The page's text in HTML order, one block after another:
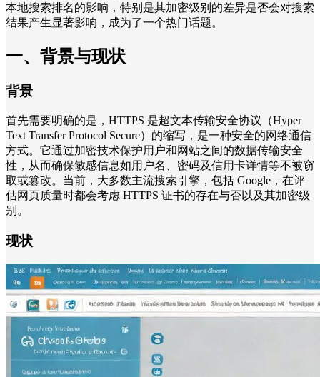
本地搜索排名的影响，特别是其加密级别的差异是否会对搜索
结果产生显著影响，成为了一个热门话题。
一、背景与现状
背景
首先需要明确的是，HTTPS 是超文本传输安全协议（Hyper
Text Transfer Protocol Secure）的缩写，是一种安全的网络通信
方式。它通过加密技术保护用户和网站之间的数据传输安全
性，从而确保敏感信息如用户名、密码及信用卡详情等不被窃
取或篡改。当前，大多数主流搜索引擎，包括 Google，在评
估网页质量时都会考虑 HTTPS 证书的存在与否以及其加密级
别。
现状